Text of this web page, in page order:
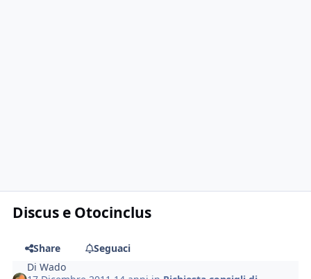
Discus e Otocinclus
Share
Seguaci
DiWado